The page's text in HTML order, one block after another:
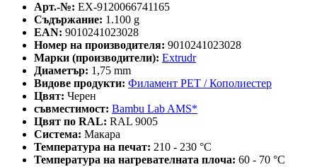
Арт.-№: EX-9120066741165
Съдържание: 1.100 g
EAN: 9010241023028
Номер на производителя: 9010241023028
Марки (производители): Extrudr
Диаметър: 1,75 mm
Видове продукти: Филамент PET / Кополиестер
Цвят: Черен
съвместимост: Bambu Lab AMS*
Цвят по RAL: RAL 9005
Система: Макара
Температура на печат: 210 - 230 °C
Температура на нагревателната плоча: 60 - 70 °C